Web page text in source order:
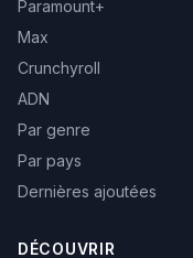
Paramount+
Max
Crunchyroll
ADN
Par genre
Par pays
Dernières ajoutées
DÉCOUVRIR